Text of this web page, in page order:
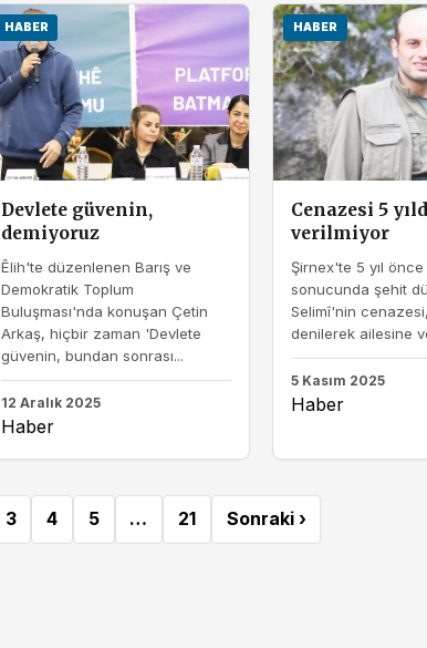
HABER
Devlete güvenin,
demiyoruz
Êlih'te düzenlenen Barış ve
Demokratik Toplum
Buluşması'nda konuşan Çetin
Arkaş, hiçbir zaman 'Devlete
güvenin, bundan sonrası...
12 Aralık 2025
Haber
HABER
Cenazesi 5
verilmiyor
Şirnex'te 5 yıl önce
sonucunda şehit
Selimî'nin
denilerek ailesine
5 Kasım 2025
Haber
3 4 5 … 21 Sonraki ›